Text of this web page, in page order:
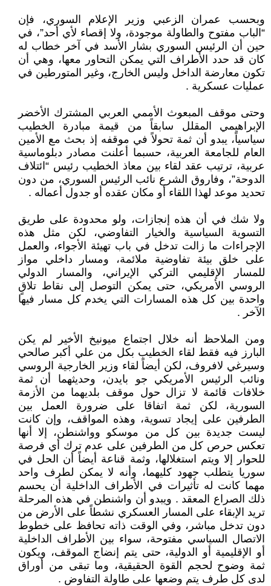
وبحسب عمران الزعبي وزير الإعلام السوري، فإن
“الباب مفتوح والطاولة موجودة، ولا إقصاء لأي أحد”، في
حين أن الرئيس السوري بشار الأسد في آخر خطاب له
كان قد حدد الأطراف التي يمكن التحاور معها، وهي أن
تكون معارضة الداخل وليس الخارج، وغير المتورطين في
عمليات عسكرية .
وحتى موقف المبعوث الأممي العربي المشترك الأخضر
الإبراهيمي المقلل سابقاً من قيمة مبادرة الخطيب
سياسياً، يبدو أن ثمة تحولاً في موقفه إذ بحث مع الأمين
العام للجامعة العربية، حسبما أعلنت مصادر دبلوماسية
عربية، ترتيب عقد لقاء بين معاذ الخطيب رئيس “ائتلاف
الدوحة”، وفاروق الشرع نائب الرئيس السوري، من دون
تحديد موعد لهذا اللقاء أو مكان عقده أو جدول أعماله .
ولا شك في أن هذه إنجازات، ولو محدودة على طريق
التسوية السياسية والخيار التفاوضي، لكن مثل هذه
الإجراءات ما زالت تدخل في باب تهيئة الأجواء، والعمل
على خلق بيئة تفاوضية ملائمة، ومسار داخلي مواز
للمسار الإقليمي التركي الإيراني، والمسار الدولي
الروسي الأمريكي، حتى يمكن التوصل إلى نقاط تلاقٍ
واحدة بين كل هذه المسارات التي يخدم كل مسار فيها
الآخر .
ومن الملاحظ أنه خلال اجتماع ميونيخ الأخير لم يكن
البارز فيه فقط لقاء الخطيب بكل من علي أكبر صالحي
وسيرغي لافروف، لكن أيضاً لقاء وزير الخارجية الروسي
ونائب الرئيس الأمريكي جو بايدن، وحديثهما أن ثمة
خلافات قائمة لا تزال حول موقف بلديهما من الأزمة
السورية، لكن ثمة اتفاقا على ضرورة العمل بين
الطرفين على إيجاد تسوية، وهذه المواقف، وإن كانت
ليست جديدة بين كل من موسكو وواشنطن، إلا أنها
تعكس حرص كل من الطرفين على عدم ترك أي فرصة
للحوار إلا ويتم استغلالها، وثمة قناعة أيضاً أن الحل في
سوريا يتطلب جهود كليهما، وأنه لا يمكن لطرف واحد
مهما كانت له تأثيرات في الأطراف الداخلية أن يحسم
ذلك الصراع المعقد . ويبدو أن واشنطن في هذه المرحلة
تريد الإبقاء على المسار العسكري نشطاً على الأرض من
دون تدخل مباشر، وفي الوقت ذاته تحافظ على خطوط
الاتصال السياسي مفتوحة، سواء بين الأطراف الداخلية
أو الإقليمية أو الدولية، حتى يتم إنضاج الموقف، ويكون
ثمة وضوح لحجم القوة الحقيقية، وما تبقى من أوراق
لدى كل طرف يتم وضعها على طاولة التفاوض .